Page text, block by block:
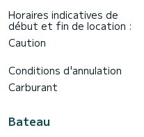
Horaires indicatives de
début et fin de location :
Caution
Conditions d'annulation
Carburant
Bateau